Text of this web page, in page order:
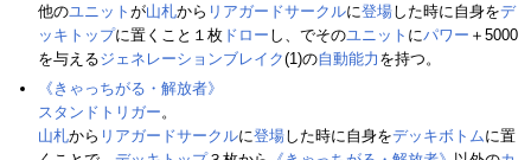
他のユニット が山札から リアガードサークルに登場した時に自身をデ
ッキトップに置くこと１枚 ドロー し、でそのユニット にパワー ＋5000
を与えるジェネレーションブレイク(1)の自動能力 を持つ。
《きゃっちがる・解放者》
スタンドトリガー 。
山札から リアガードサークルに登場した時に自身をデッキボトムに置